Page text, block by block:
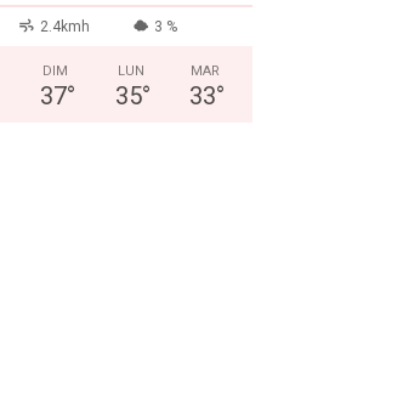
2.4kmh 3 %
DIM
37°
LUN
35°
MAR
33°